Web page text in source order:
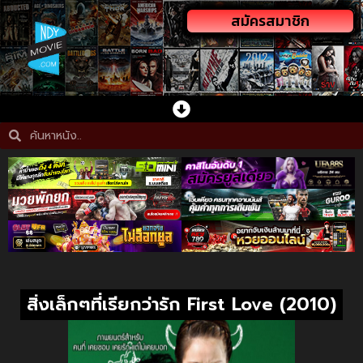
สมัครสมาชิก
สิ่งเล็กๆที่เรียกว่ารัก First Love (2010)